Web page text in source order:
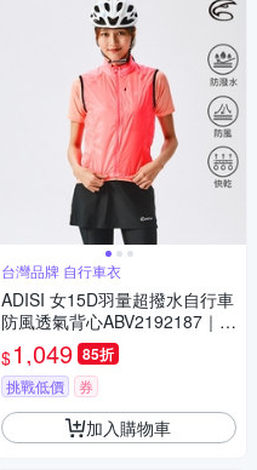
台灣品牌 自行車衣
ADISI 女15D羽量超撥水自行車
防風透氣背心ABV2192187｜炫
麗桃紅
$1,049 85折
挑戰低價 券
加入購物車